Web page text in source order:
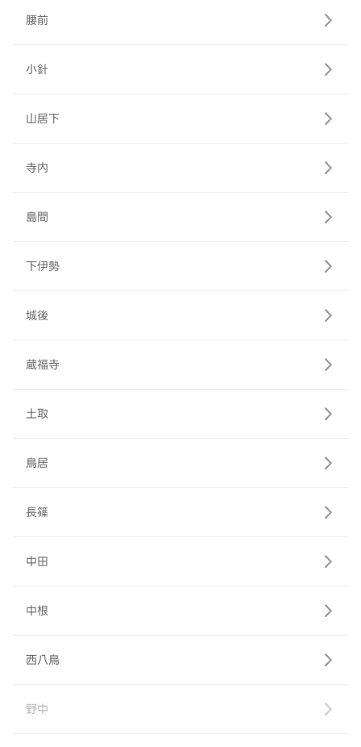
腰前
小針
山居下
寺内
島間
下伊勢
城後
蔵福寺
土取
鳥居
長篠
中田
中根
西八鳥
野中